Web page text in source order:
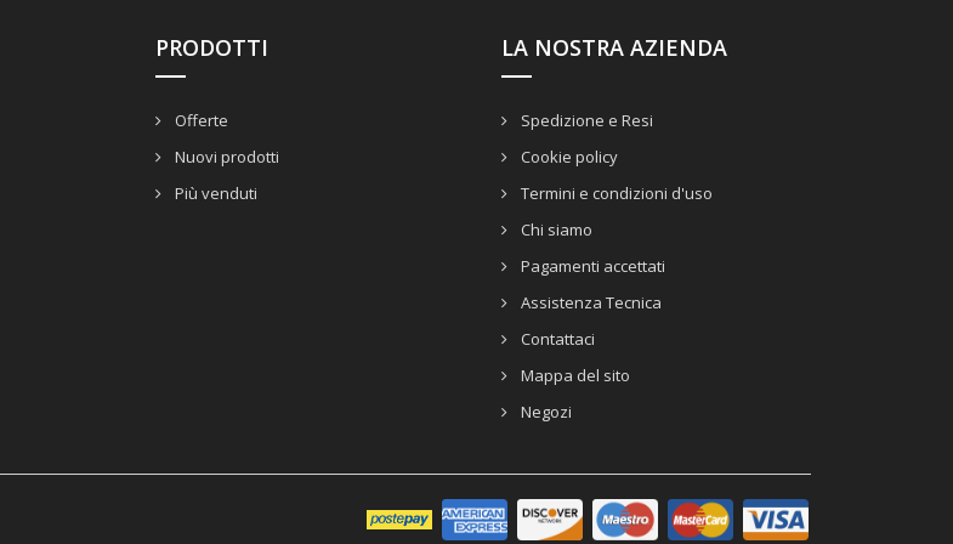
PRODOTTI
Offerte
Nuovi prodotti
Più venduti
LA NOSTRA AZIENDA
Spedizione e Resi
Cookie policy
Termini e condizioni d'uso
Chi siamo
Pagamenti accettati
Assistenza Tecnica
Contattaci
Mappa del sito
Negozi